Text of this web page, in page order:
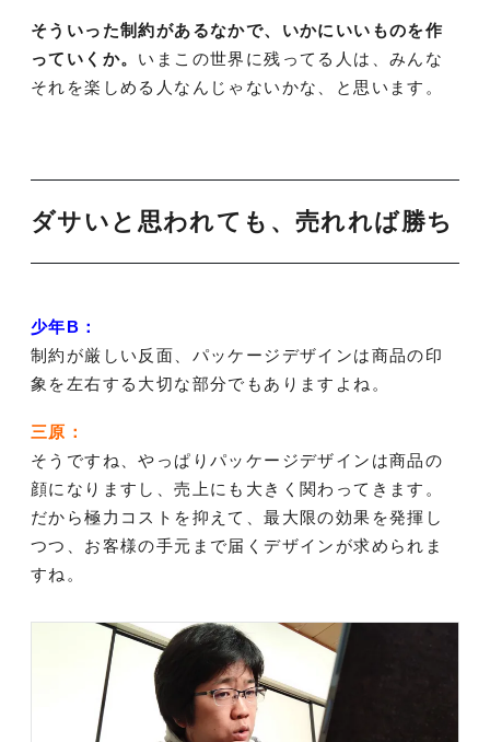
そういった制約があるなかで、いかにいいものを作
っていくか。 いまこの世界に残ってる人は、みんな
それを楽しめる人なんじゃないかな、と思います。
ダサいと思われても、売れれば勝ち
少年B：
制約が厳しい反面、パッケージデザインは商品の印
象を左右する大切な部分でもありますよね。
三原：
そうですね、やっぱりパッケージデザインは商品の
顔になりますし、売上にも大きく関わってきます。
だから極力コストを抑えて、最大限の効果を発揮し
つつ、お客様の手元まで届くデザインが求められま
すね。